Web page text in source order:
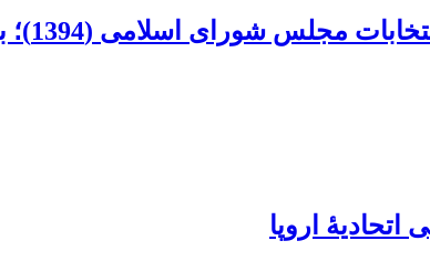
اسلامی (1394)؛ بررسی موردی استان ایلام
اتحادیۀ اروپا